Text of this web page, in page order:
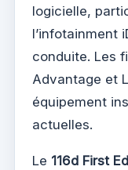
logicielle,
l’infotainment
conduite. Les
Advantage et
équipement
actuelles.
Le 116d First